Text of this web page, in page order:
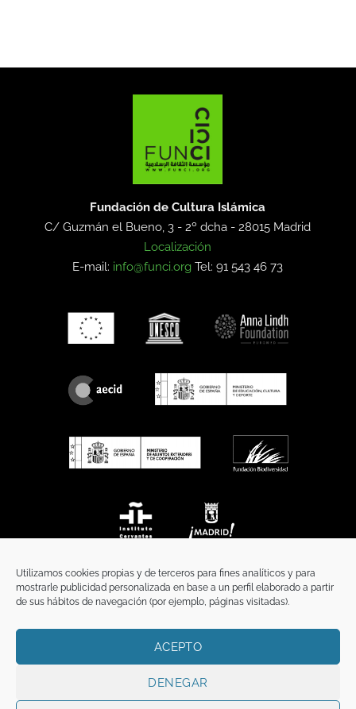
Utilizamos cookies propias y de terceros para fines analíticos y para
mostrarle publicidad personalizada en base a un perfil elaborado a partir
de sus hábitos de navegación (por ejemplo, páginas visitadas).
ACEPTO
DENEGAR
Fundación de Cultura Islámica
C/ Guzmán el Bueno, 3 - 2º dcha -28015 Madrid
Localización
E-mail: info@funci.org Tel: 91 543 46 73
TÉRMINOS Y CONDICIONES
Copyright 2026 ©FunciFUNCI es titular de los derechos de propiedad